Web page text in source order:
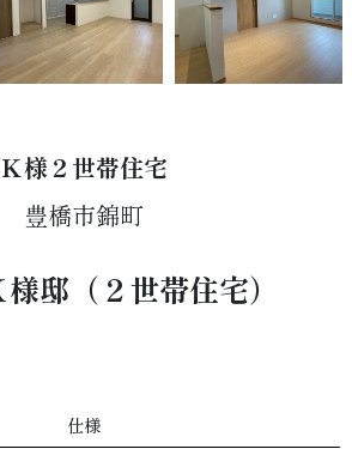
Ｋ様２世帯住宅
豊橋市錦町
邸（２世帯住宅）
仕様